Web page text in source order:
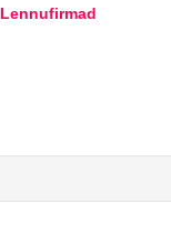
Lennufirmad